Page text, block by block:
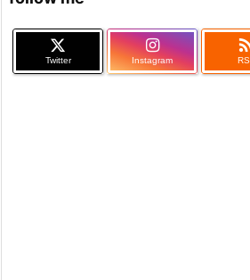
Twitter Instagram